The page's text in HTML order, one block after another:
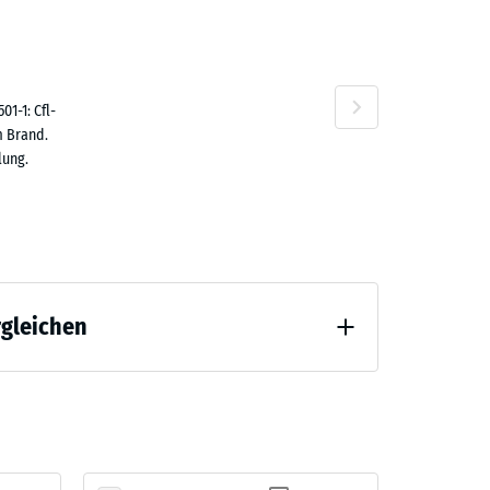
1: Cfl-
Brand.